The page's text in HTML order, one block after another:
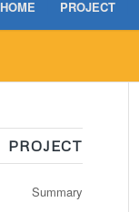
HOME PROJECT
PROJECT
Summary